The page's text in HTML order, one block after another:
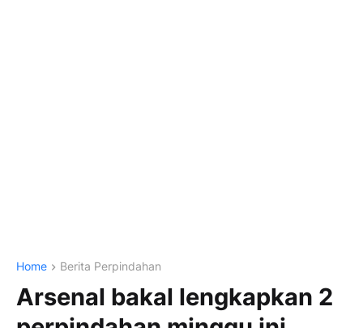
Home Berita Perpindahan
Arsenal bakal lengkapkan 2